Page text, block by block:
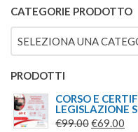
CATEGORIE PRODOTTO
SELEZIONA UNA
PRODOTTI
CORSO E
LEGISLAZIONE
€99.00IL
€69.00